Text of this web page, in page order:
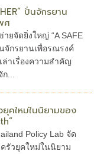
ปั่นจักรยาน
ศ
ายจัดยิ่งใหญ่ “A SAFE
จักรยานเพื่อรณรงค์
ล่าเรื่องความสำคัญ
...
ยุคใหม่ในนิยามของ
Policy Lab จัด
รัวยุคใหม่ในนิยาม